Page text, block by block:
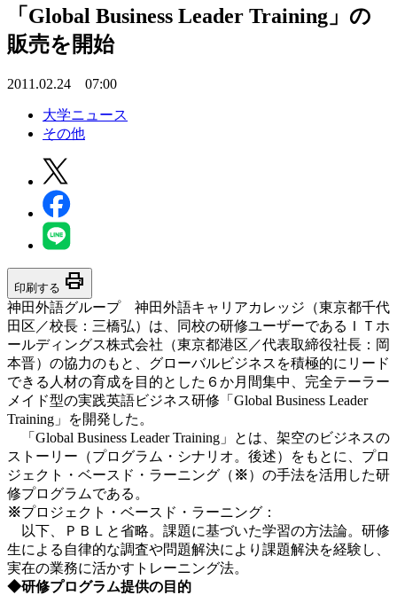
「Global Business Leader Training」の
販売を開始
2011.02.24 07:00
大学ニュース
その他
印刷する print
神田外語グループ 神田外語キャリアカレッジ（東京都千代
田区／校長：三橋弘）は、同校の研修ユーザーであるＩＴホ
ールディングス株式会社（東京都港区／代表取締役社長：岡
本晋）の協力のもと、グローバルビジネスを積極的にリード
できる人材の育成を目的とした６か月間集中、完全テーラー
メイド型の実践英語ビジネス研修「Global Business Leader
Training」を開発した。
「Global Business Leader Training」とは、架空のビジネスの
ストーリー（プログラム・シナリオ。後述）をもとに、プロ
ジェクト・ベースド・ラーニング（ ※）の手法を活用した研
修プログラムである。
※プロジェクト・ベースド・ラーニング：
以下、ＰＢＬと省略。課題に基づいた学習の方法論。研修
生による自律的な調査や問題解決により課題解決を経験し、
実在の業務に活かすトレーニング法。
◆研修プログラム提供の目的